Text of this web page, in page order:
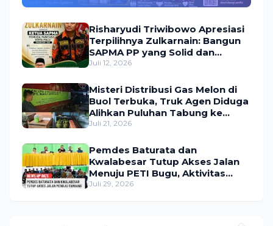
Utama Umroh Menanti Peserta
Risharyudi Triwibowo Apresiasi
Terpilihnya Zulkarnain: Bangun
SAPMA PP yang Solid dan
Bermanfaat bagi Masyarakat
Juli 12, 2026
Misteri Distribusi Gas Melon di
Buol Terbuka, Truk Agen Diduga
Alihkan Puluhan Tabung ke
Lokasi Tak Resmi
Juli 21, 2026
Pemdes Baturata dan
Kwalabesar Tutup Akses Jalan
Menuju PETI Bugu, Aktivitas
Tambang Diduga Masih
Juli 29, 2026